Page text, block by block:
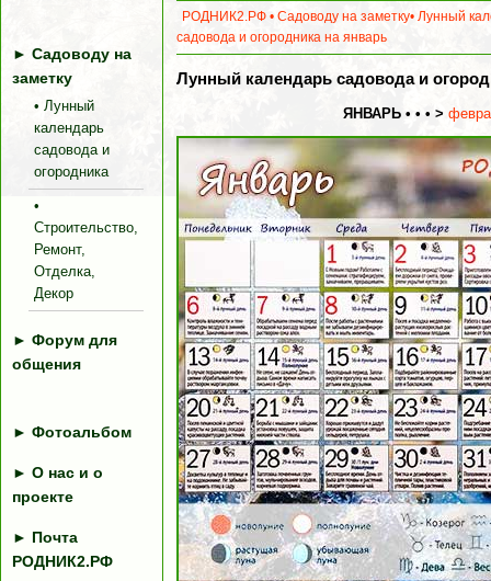
► Садоводу на
заметку
• Лунный
календарь
садовода и
огородника
•
Строительство,
Ремонт,
Отделка,
Декор
► Форум для
общения
► Фотоальбом
► О нас и о
проекте
► Почта
РОДНИК2.РФ
РОДНИК2.РФ • Садоводу на заметку• Лунный
садовода и огородника на январь
Лунный календарь садовода и
ЯНВАРЬ • • • >